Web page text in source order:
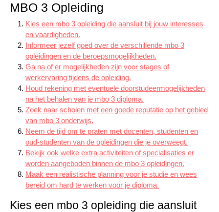
MBO 3 Opleiding
Kies een mbo 3 opleiding die aansluit bij jouw interesses
en vaardigheden.
Informeer jezelf goed over de verschillende mbo 3
opleidingen en de beroepsmogelijkheden.
Ga na of er mogelijkheden zijn voor stages of
werkervaring tijdens de opleiding.
Houd rekening met eventuele doorstudeermogelijkheden
na het behalen van je mbo 3 diploma.
Zoek naar scholen met een goede reputatie op het gebied
van mbo 3 onderwijs.
Neem de tijd om te praten met docenten, studenten en
oud-studenten van de opleidingen die je overweegt.
Bekijk ook welke extra activiteiten of specialisaties er
worden aangeboden binnen de mbo 3 opleidingen.
Maak een realistische planning voor je studie en wees
bereid om hard te werken voor je diploma.
Kies een mbo 3 opleiding die aansluit